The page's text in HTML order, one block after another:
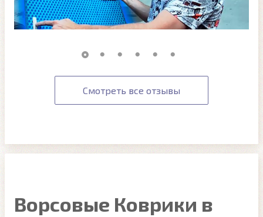
Смотреть все отзывы
Ворсовые Коврики в